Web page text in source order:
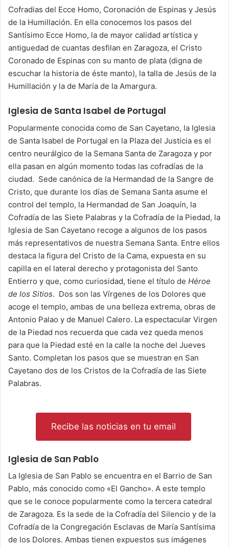
Cofradias del Ecce Homo, Coronación de Espinas y Jesús
de la Humillación. En ella conocemos los pasos del
Santísimo Ecce Homo, la de mayor calidad artística y
antiguedad de cuantas desfilan en Zaragoza, el Cristo
Coronado de Espinas con su manto de plata (digna de
escuchar la historia de éste manto), la talla de Jesús de la
Humillación y la de María de la Amargura.
Iglesia de Santa Isabel de Portugal
Popularmente conocida como de San Cayetano, la Iglesia
de Santa Isabel de Portugal en la Plaza del Justicia es el
centro neurálgico de la Semana Santa de Zaragoza y por
ella pasan en algún momento todas las cofradías de la
ciudad. Sede canónica de la Hermandad de la Sangre de
Cristo, que durante los días de Semana Santa asume el
control del templo, la Hermandad de San Joaquín, la
Cofradía de las Siete Palabras y la Cofradía de la Piedad, la
Iglesia de San Cayetano recoge a algunos de los pasos
más representativos de nuestra Semana Santa. Entre ellos
destaca la figura del Cristo de la Cama, expuesta en su
capilla en el lateral derecho y protagonista del Santo
Entierro y que, como curiosidad, tiene el título de Héroe
de los Sitios. Dos son las Vírgenes de los Dolores que
acoge el templo, ambas de una belleza extrema, obras de
Antonio Palao y de Manuel Calero. La espectacular Virgen
de la Piedad nos recuerda que cada vez queda menos
para que la Piedad esté en la calle la noche del Jueves
Santo. Completan los pasos que se muestran en San
Cayetano dos de los Cristos de la Cofradía de las Siete
Palabras.
Recibe las noticias en tu email
Iglesia de San Pablo
La Iglesia de San Pablo se encuentra en el Barrio de San
Pablo, más conocido como «El Gancho». A este templo
que se le conoce popularmente como la tercera catedral
de Zaragoza. Es la sede de la Cofradía del Silencio y de la
Cofradía de la Congregación Esclavas de María Santísima
de los Dolores. Ambas tienen expuestos sus imágenes